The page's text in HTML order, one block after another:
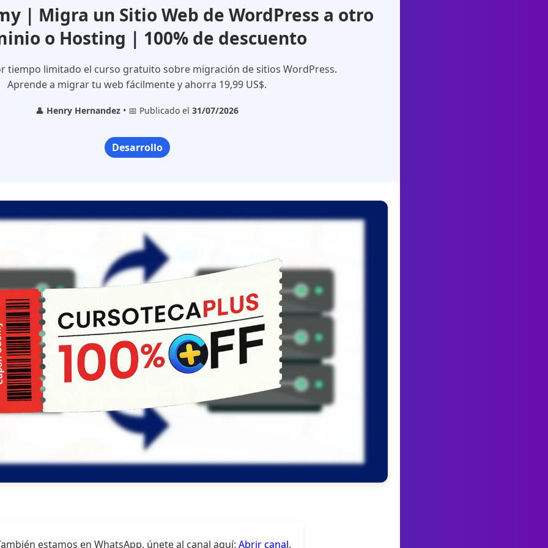
| Migra un Sitio Web de WordPress a otro
o Hosting | 100% de descuento
tiempo limitado el curso gratuito sobre migración de sitios WordPress.
Aprende a migrar tu web fácilmente y ahorra 19,99 US$.
👤 Henry Hernandez • 📅 Publicado el 31/07/2026
Desarrollo
estamos en WhatsApp, únete al canal aquí: Abrir canal.